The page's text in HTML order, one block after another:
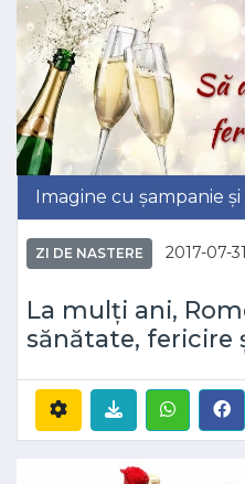
Imagine cu șampanie
ZI DE NASTERE 2017-07-31
La mulți ani,
sănătate, fericire